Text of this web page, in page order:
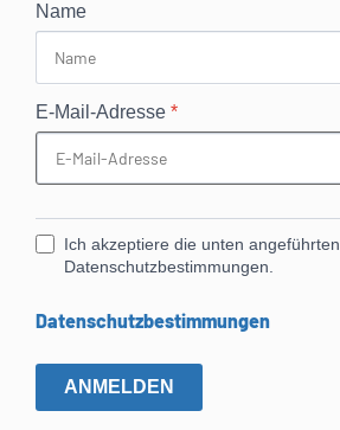
Name
E-Mail-Adresse *
Ich akzeptiere die unten angeführten
Datenschutzbestimmungen.
Datenschutzbestimmungen
ANMELDEN